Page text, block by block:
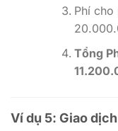
Phí
Tổng
Ví dụ 5: Giao